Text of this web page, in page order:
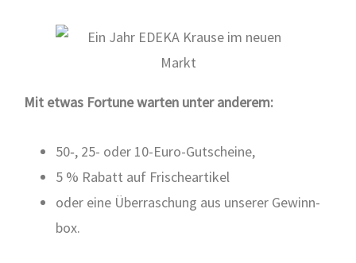
Mit etwas For­tu­ne war­ten unter ande­rem:
50‑, 25- oder 10-Euro-Gut­schei­ne,
5 % Rabatt auf Fri­sche­ar­ti­kel
oder eine Über­ra­schung aus unse­rer Gewinn­
box.